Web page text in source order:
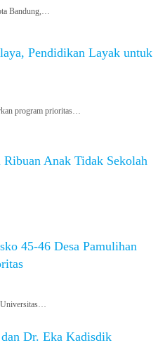
Bandung,…
Pendidikan Layak untuk
program prioritas…
Anak Tidak Sekolah
45-46 Desa Pamulihan
Dr. Eka Kadisdik